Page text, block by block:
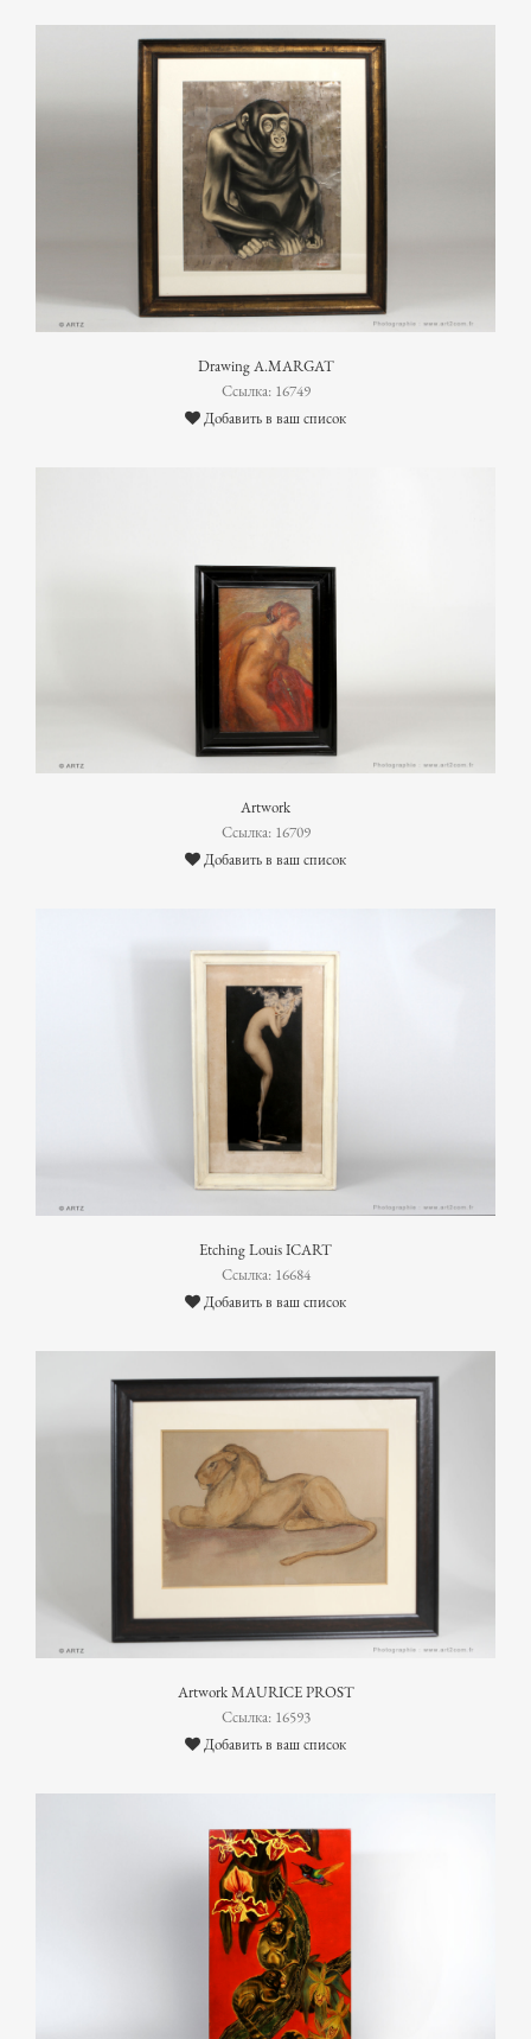
Drawing A.MARGAT
Ссылка: 16749
Добавить в ваш список
Artwork
Ссылка: 16709
Добавить в ваш список
Etching Louis ICART
Ссылка: 16684
Добавить в ваш список
Artwork MAURICE PROST
Ссылка: 16593
Добавить в ваш список